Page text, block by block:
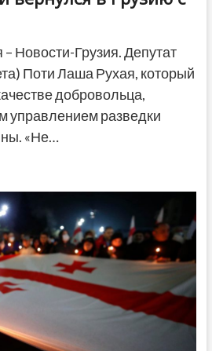
Новости-Грузия. Депутат
Поти Лаша Рухая, который
добровольца,
управлением разведки
«Не…